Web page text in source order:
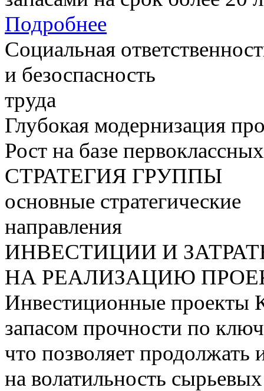
Подробнее
Социальная
и безоспасность
труда
Глубокая модернизация
Рост на базе
СТРАТЕГИЯ ГРУППЫ
основные стратегические
направления
ИНВЕСТИЦИИ И
НА РЕАЛИЗАЦИЮ
Инвестиционные проекты
запасом прочности по
что позволяет продолжать
на волатильность